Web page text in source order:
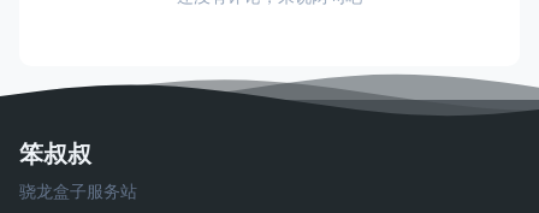
笨叔叔
骁龙盒子服务站